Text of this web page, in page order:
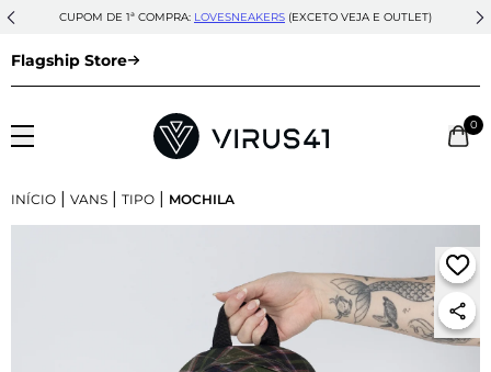
CUPOM DE 1ª COMPRA: LOVESNEAKERS (EXCETO VEJA E OUTLET)
Flagship Store
0
INÍCIO | VANS | TIPO | MOCHILA